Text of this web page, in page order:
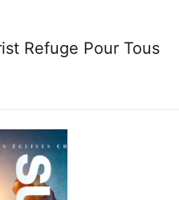
Refuge Pour Tous